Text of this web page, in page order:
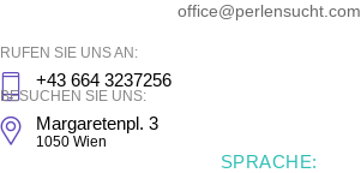
office@perlensucht.com
RUFEN SIE UNS AN:
+43 664 3237256
BESUCHEN SIE UNS:
Margaretenpl. 3
1050 Wien
SPRACHE: